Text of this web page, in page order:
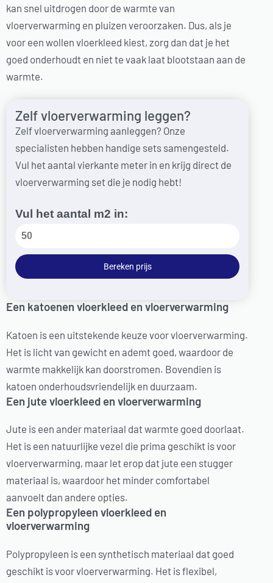
kan snel uitdrogen door de warmte van
vloerverwarming en pluizen veroorzaken. Dus, als je
voor een wollen vloerkleed kiest, zorg dan dat je het
goed onderhoudt en niet te vaak laat blootstaan aan de
warmte.
Zelf vloerverwarming leggen?
Zelf vloerverwarming aanleggen? Onze
specialisten hebben handige sets samengesteld.
Vul het aantal vierkante meter in en krijg direct de
vloerverwarming set die je nodig hebt!
Vul het aantal m2 in:
Bereken prijs
Een katoenen vloerkleed en vloerverwarming
Katoen is een uitstekende keuze voor vloerverwarming.
Het is licht van gewicht en ademt goed, waardoor de
warmte makkelijk kan doorstromen. Bovendien is
katoen onderhoudsvriendelijk en duurzaam.
Een jute vloerkleed en vloerverwarming
Jute is een ander materiaal dat warmte goed doorlaat.
Het is een natuurlijke vezel die prima geschikt is voor
vloerverwarming, maar let erop dat jute een stugger
materiaal is, waardoor het minder comfortabel
aanvoelt dan andere opties.
Een polypropyleen vloerkleed en
vloerverwarming
Polypropyleen is een synthetisch materiaal dat goed
geschikt is voor vloerverwarming. Het is flexibel,